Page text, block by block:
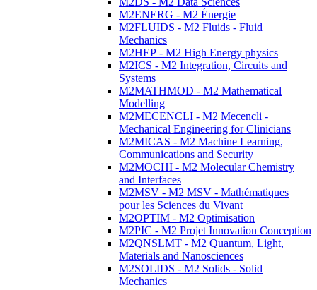
M2ENERG - M2 Énergie
M2FLUIDS - M2 Fluids - Fluid
Mechanics
M2HEP - M2 High Energy physics
M2ICS - M2 Integration, Circuits and
Systems
M2MATHMOD - M2 Mathematical
Modelling
M2MECENCLI - M2 Mecencli -
Mechanical Engineering for Clinicians
M2MICAS - M2 Machine Learning,
Communications and Security
M2MOCHI - M2 Molecular Chemistry
and Interfaces
M2MSV - M2 MSV - Mathématiques
pour les Sciences du Vivant
M2OPTIM - M2 Optimisation
M2PIC - M2 Projet Innovation Conception
M2QNSLMT - M2 Quantum, Light,
Materials and Nanosciences
M2SOLIDS - M2 Solids - Solid
Mechanics